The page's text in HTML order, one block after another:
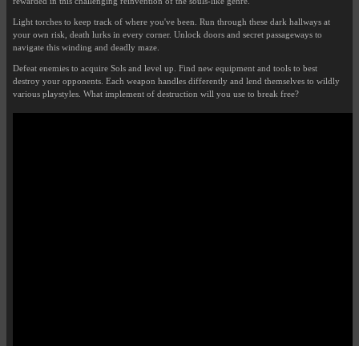
Light torches to keep track of where you've been. Run through these dark hallways at
your own risk, death lurks in every corner. Unlock doors and secret passageways to
navigate this winding and deadly maze.
Defeat enemies to acquire Sols and level up. Find new equipment and tools to best
destroy your opponents. Each weapon handles differently and lend themselves to wildly
various playstyles. What implement of destruction will you use to break free?